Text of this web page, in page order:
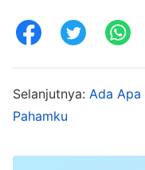
apa-apa, dan
mereka, bukankah
yang kuajarkan
Selanjutnya: Ada Apa
Pahamku